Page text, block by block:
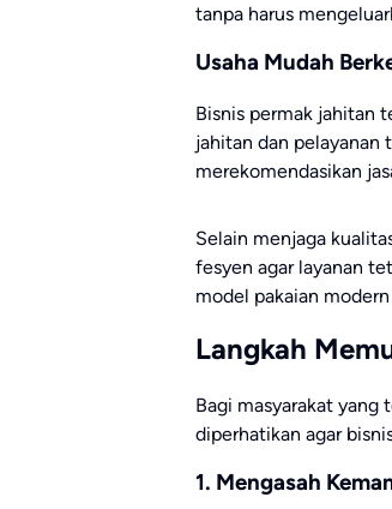
tanpa harus
Usaha Mudah
Bisnis permak jahitan
jahitan dan pelayanan
merekomendasikan
Selain menjaga
fesyen agar layanan
model pakaian
Langkah
Bagi masyarakat yang
diperhatikan agar
1. Mengasah